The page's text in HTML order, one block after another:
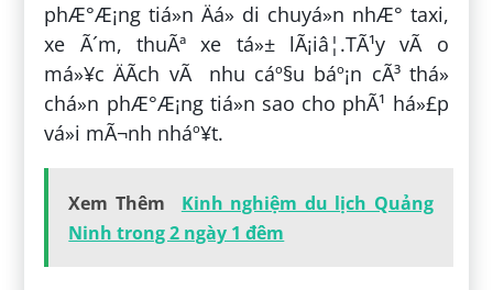
phÆ°Æ¡ng tiá»n Äá» di chuyá»n nhÆ° taxi,
xe Ã´m, thuÃª xe tá»± lÃ¡iâ¦.TÃ¹y vÃ o
má»¥c ÄÃ­ch vÃ nhu cáº§u báº¡n cÃ³ thá»
chá»n phÆ°Æ¡ng tiá»n sao cho phÃ¹ há»£p
vá»i mÃ¬nh nháº¥t.
Xem Thêm
Kinh nghiệm du lịch Quảng
Ninh trong 2 ngày 1 đêm